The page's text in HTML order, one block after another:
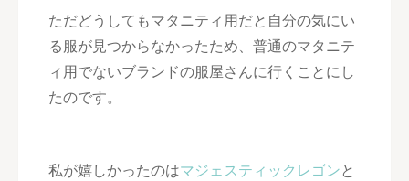
ただどうしてもマタニティ用だと自分の気にい
る服が見つからなかったため、普通のマタニテ
ィ用でないブランドの服屋さんに行くことにし
たのです。
私が嬉しかったのはマジェスティックレゴンと